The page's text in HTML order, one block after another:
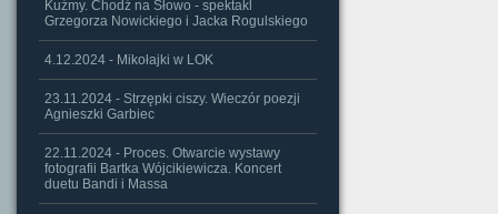
Kuźmy. Chodź na Słowo - spektakl
Grzegorza Nowickiego i Jacka Rogulskiego
4.12.2024 - Mikołajki w LOK
23.11.2024 - Strzępki ciszy. Wieczór poezji
Agnieszki Garbiec
22.11.2024 - Proces. Otwarcie wystawy
fotografii Bartka Wójcikiewicza. Koncert
duetu Bandi i Massa